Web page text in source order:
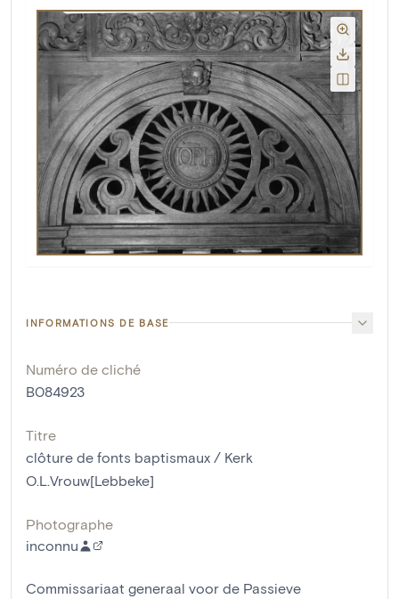
INFORMATIONS DE BASE
Numéro de cliché
B084923
Titre
clôture de fonts baptismaux / Kerk
O.L.Vrouw[Lebbeke]
Photographe
inconnu
Commissariaat generaal voor de Passieve